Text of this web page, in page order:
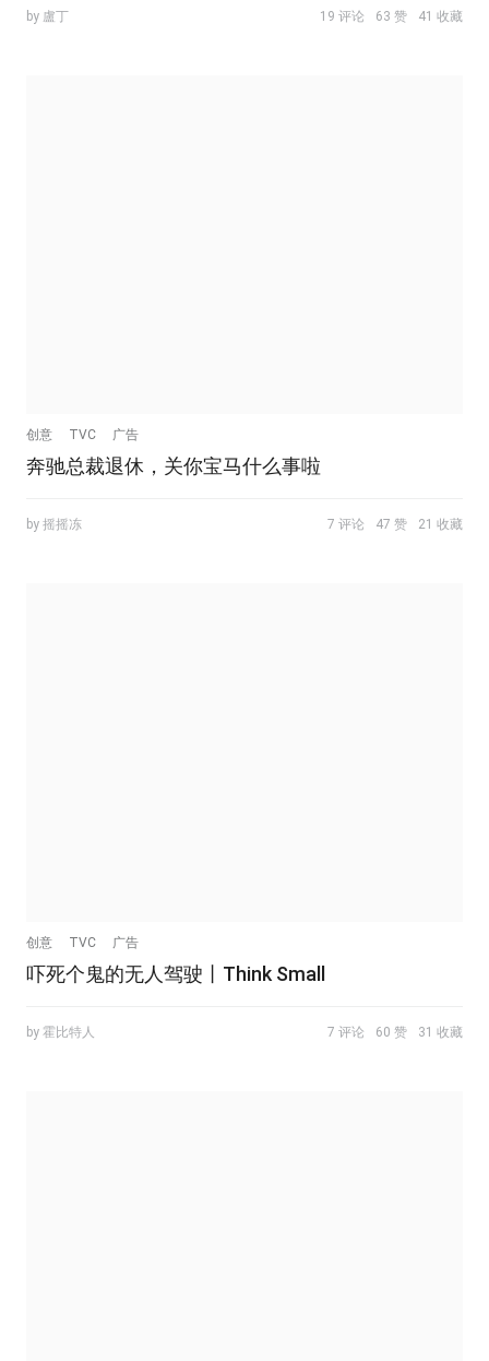
by 盧丁 19 评论 63 赞 41 收藏
创意 TVC 广告
奔驰总裁退休，关你宝马什么事啦
by 摇摇冻 7 评论 47 赞 21 收藏
创意 TVC 广告
吓死个鬼的无人驾驶丨Think Small
by 霍比特人 7 评论 60 赞 31 收藏